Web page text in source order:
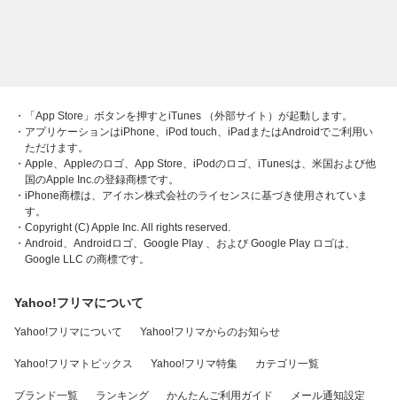
・「App Store」ボタンを押すとiTunes （外部サイト）が起動します。
・アプリケーションはiPhone、iPod touch、iPadまたはAndroidでご利用い
ただけます。
・Apple、Appleのロゴ、App Store、iPodのロゴ、iTunesは、米国および他
国のApple Inc.の登録商標です。
・iPhone商標は、アイホン株式会社のライセンスに基づき使用されていま
す。
・Copyright (C) Apple Inc. All rights reserved.
・Android、Androidロゴ、Google Play 、および Google Play ロゴは、
Google LLC の商標です。
Yahoo!フリマについて
Yahoo!フリマについて Yahoo!フリマからのお知らせ
Yahoo!フリマトピックス Yahoo!フリマ特集 カテゴリ一覧
ブランド一覧 ランキング かんたんご利用ガイド メール通知設定